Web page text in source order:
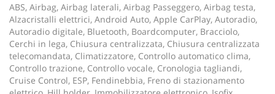
ABS, Airbag, Airbag laterali, Airbag Passeggero, Airbag testa,
Alzacristalli elettrici, Android Auto, Apple CarPlay, Autoradio,
Autoradio digitale, Bluetooth, Boardcomputer, Bracciolo,
Cerchi in lega, Chiusura centralizzata, Chiusura centralizzata
telecomandata, Climatizzatore, Controllo automatico clima,
Controllo trazione, Controllo vocale, Cronologia tagliandi,
Cruise Control, ESP, Fendinebbia, Freno di stazionamento